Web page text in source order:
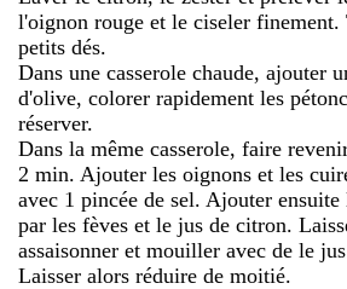
l'oignon rouge et le ciseler
petits dés.
Dans une casserole chaude, ajouter
d'olive, colorer rapidement les
réserver.
Dans la même casserole, faire
2 min. Ajouter les oignons et les
avec 1 pincée de sel. Ajouter ensuite
par les fèves et le jus de citron.
assaisonner et mouiller avec de le
Laisser alors réduire de moitié.